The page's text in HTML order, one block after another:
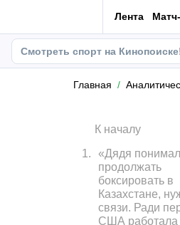
Лента
Смотреть спорт на
Главная
К началу
1 .
«Дядя
продолжать
боксировать в
Казахстане,
связи. Ради
США работала